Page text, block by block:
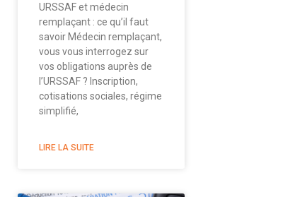
URSSAF et médecin
remplaçant : ce qu’il faut
savoir Médecin remplaçant,
vous vous interrogez sur
vos obligations auprès de
l’URSSAF ? Inscription,
cotisations sociales, régime
simplifié,
LIRE LA SUITE